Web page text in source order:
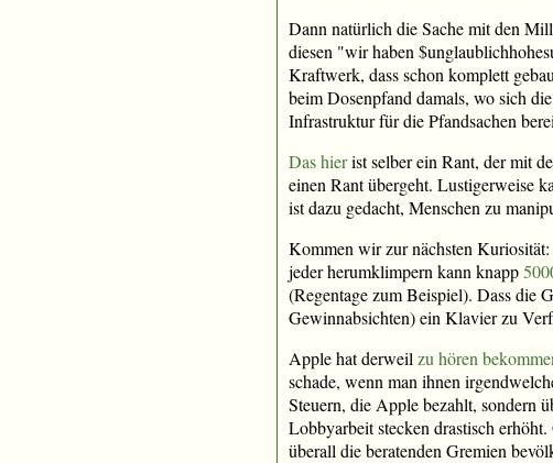
Dann natürlich die Sache mit den
diesen "wir haben
Kraftwerk, dass schon komplett
beim Dosenpfand damals, wo sich
Infrastruktur für die Pfandsachen
Das hierist selber ein Rant, der mit
einen Rant übergeht. Lustigerweise
ist dazu gedacht, Menschen zu
Kommen wir zur nächsten
jeder herumklimpern kann knapp
(Regentage zum Beispiel). Dass die
Gewinnabsichten) ein Klavier zu
Apple hat derweil zu hören
schade, wenn man ihnen
Steuern, die Apple bezahlt, sondern
Lobbyarbeit stecken drastisch
überall die beratenden Gremien